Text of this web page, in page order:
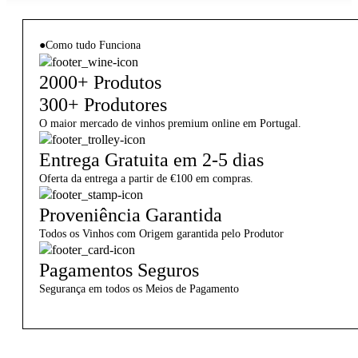
●Como tudo Funciona
2000+ Produtos
300+ Produtores
O maior mercado de vinhos premium online em Portugal.
Entrega Gratuita em 2-5 dias
Oferta da entrega a partir de €100 em compras.
Proveniência Garantida
Todos os Vinhos com Origem garantida pelo Produtor
Pagamentos Seguros
Segurança em todos os Meios de Pagamento